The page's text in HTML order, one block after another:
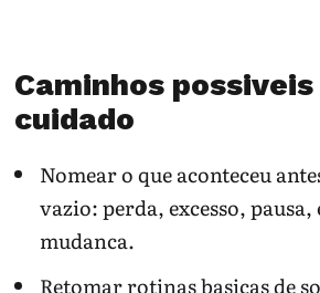
Caminhos possiveis
cuidado
Nomear o que aconteceu
vazio: perda, excesso,
mudanca.
Retomar rotinas basicas de